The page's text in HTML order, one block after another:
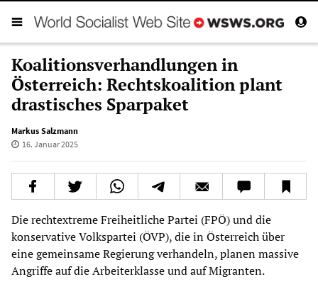
Koalitionsverhandlungen in
Österreich: Rechtskoalition plant
drastisches Sparpaket
Markus Salzmann
16. Januar 2025
Die rechtextreme Freiheitliche Partei (FPÖ) und die
konservative Volkspartei (ÖVP), die in Österreich über
eine gemeinsame Regierung verhandeln, planen massive
Angriffe auf die Arbeiterklasse und auf Migranten.